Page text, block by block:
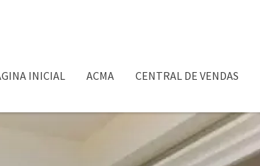
INICIAL ACMA CENTRAL DE VENDAS